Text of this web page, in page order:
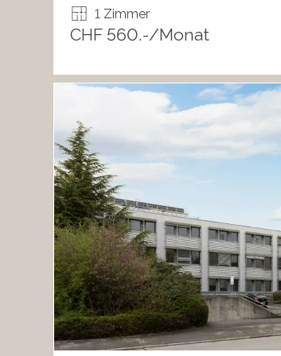
1 Zimmer
CHF 560.-/Monat